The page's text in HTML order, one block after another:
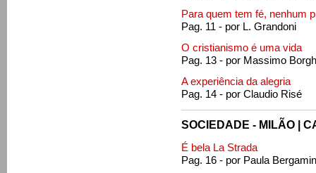
Para quem tem fé, nenhum
Pag. 11 - por L. Grandoni
O cristianismo é uma vida
Pag. 13 - por Massimo
A experiência da alegria
Pag. 14 - por Claudio Risé
SOCIEDADE - MILÃO |
É bela La Strada
Pag. 16 - por Paula